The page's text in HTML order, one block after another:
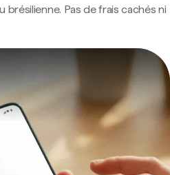
brésilienne. Pas de frais cachés ni